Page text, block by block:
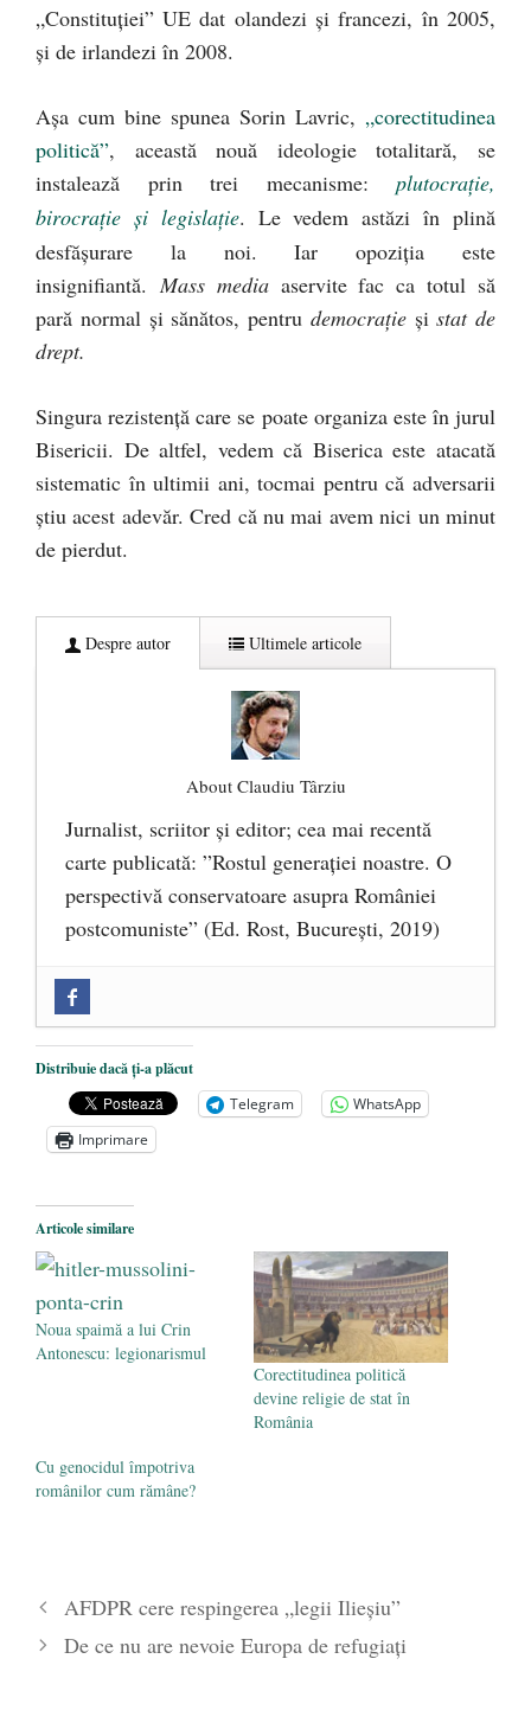
„Constituţiei” UE dat olandezi şi francezi, în 2005,
şi de irlandezi în 2008.
Aşa cum bine spunea Sorin Lavric, „corectitudinea
politică”, această nouă ideologie totalitară, se
instalează prin trei mecanisme: plutocraţie,
birocraţie şi legislaţie. Le vedem astăzi în plină
desfăşurare la noi. Iar opoziţia este
insignifiantă. Mass mediaaservite fac ca totul să
pară normal şi sănătos, pentru democraţie şistat de
drept.
Singura rezistenţă care se poate organiza este în jurul
Bisericii. De altfel, vedem că Biserica este atacată
sistematic în ultimii ani, tocmai pentru că adversarii
ştiu acest adevăr. Cred că nu mai avem nici un minut
de pierdut.
Despre autor Ultimele articole
About Claudiu Târziu
Jurnalist, scriitor şi editor; cea mai recentă
carte publicată: ”Rostul generației noastre. O
perspectivă conservatoare asupra României
postcomuniste” (Ed. Rost, București, 2019)
Târziu cere anchetă a Parchetului
European și reforme pentru a bloca
achizițiile la suprapreț - 13 august 2025
Dragi prieteni din Constanța
România nu știe să își folosească și să își
protejeze resursele
Distribuie dacă ți-a plăcut
Telegram
WhatsApp
Imprimare
Articole similare
Noua spaimă a lui Crin
Antonescu: legionarismul
Corectitudinea politică
devine religie de stat în
România
Cu genocidul împotriva
românilor cum rămâne?
AFDPR cere respingerea „legii Ilieşiu”
De ce nu are nevoie Europa de refugiați